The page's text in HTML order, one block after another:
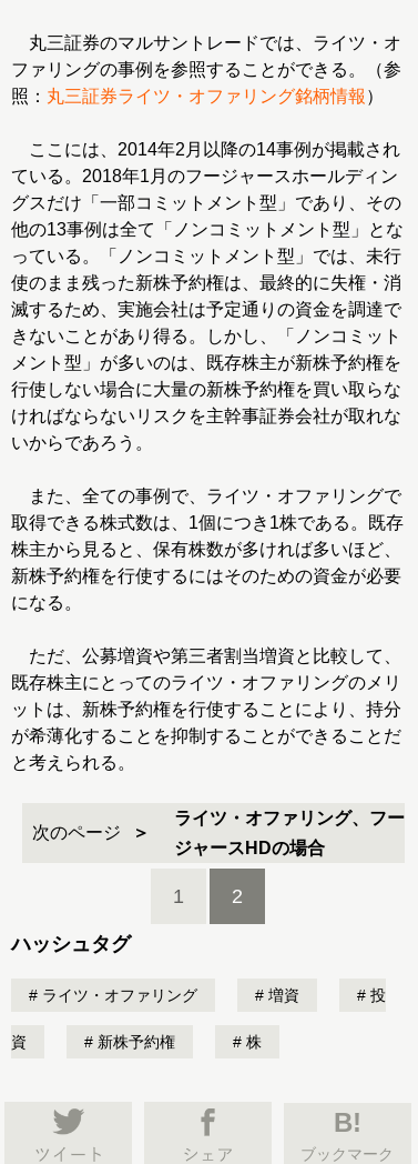
丸三証券のマルサントレードでは、ライツ・オ
ファリングの事例を参照することができる。（参
照： 丸三証券ライツ・オファリング銘柄情報 ）
ここには、2014年2月以降の14事例が掲載され
ている。2018年1月のフージャースホールディン
グスだけ「一部コミットメント型」であり、その
他の13事例は全て「ノンコミットメント型」とな
っている。「ノンコミットメント型」では、未行
使のまま残った新株予約権は、最終的に失権・消
滅するため、実施会社は予定通りの資金を調達で
きないことがあり得る。しかし、「ノンコミット
メント型」が多いのは、既存株主が新株予約権を
行使しない場合に大量の新株予約権を買い取らな
ければならないリスクを主幹事証券会社が取れな
いからであろう。
また、全ての事例で、ライツ・オファリングで
取得できる株式数は、1個につき1株である。既存
株主から見ると、保有株数が多ければ多いほど、
新株予約権を行使するにはそのための資金が必要
になる。
ただ、公募増資や第三者割当増資と比較して、
既存株主にとってのライツ・オファリングのメリ
ットは、新株予約権を行使することにより、持分
が希薄化することを抑制することができることだ
と考えられる。
次のページ
ライツ・オファリング、フー
ジャースHDの場合
1 2
ハッシュタグ
ライツ・オファリング 増資 投
資 新株予約権 株
B!
ブックマーク